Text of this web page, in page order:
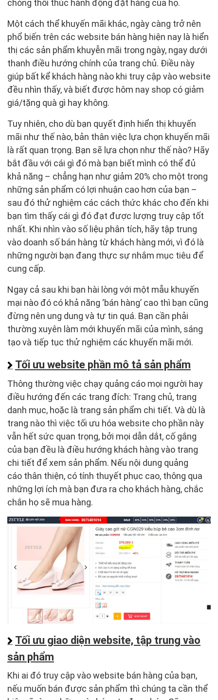
chóng thôi thúc hành động đặt hàng của họ.
Một cách thể khuyến mãi khác, ngày càng trở nên
phổ biến trên các website bán hàng hiện nay là hiển
thị các sản phẩm khuyễn mãi trong ngày, ngay dưới
thanh điều hướng chính của trang chủ. Điều này
giúp bất kể khách hàng nào khi truy cập vào website
đều nhìn thấy, và biết được hôm nay shop có giảm
giá/tặng quà gì hay không.
Tuy nhiên, cho dù bạn quyết định hiển thị khuyến
mãi như thế nào, bản thân việc lựa chọn khuyến mãi
là rất quan trọng. Bạn sẽ lựa chọn như thế nào? Hãy
bắt đầu với cái gì đó mà bạn biết mình có thể đủ
khả năng – chẳng hạn như giảm 20% cho một trong
những sản phẩm có lợi nhuận cao hơn của bạn –
sau đó thử nghiệm các cách thức khác cho đến khi
bạn tìm thấy cái gì đó đạt được lượng truy cập tốt
nhất. Khi nhìn vào số liệu phân tích, hãy tập trung
vào doanh số bán hàng từ khách hàng mới, vì đó là
những người bạn đang thực sự nhắm mục tiêu để
cung cấp.
Ngay cả sau khi bạn hài lòng với một mẫu khuyến
mại nào đó có khả năng ‘bán hàng’ cao thì bạn cũng
đừng nên ung dung và tự tin quá. Bạn cần phải
thường xuyên làm mới khuyến mãi của mình, sáng
tạo và tiếp tục thử nghiệm các khuyến mãi mới.
Tối ưu website phần mô tả sản phẩm
Thông thường việc chạy quảng cáo mọi người hay
điều hướng đến các trang đích: Trang chủ, trang
danh mục, hoặc là trang sản phẩm chi tiết. Và dù là
trang nào thì việc tối ưu hóa website cho phần này
vẫn hết sức quan trọng, bởi mọi dẫn dắt, cố gắng
của bạn đều là điều hướng khách hàng vào trang
chi tiết để xem sản phẩm. Nếu nội dung quảng
cáo thân thiện, có tính thuyết phục cao, thông qua
những lợi ích mà bạn đưa ra cho khách hàng, chắc
chắn họ sẽ mua hàng.
Tối ưu giao diện website, tập trung vào
sản phẩm
Khi ai đó truy cập vào website bán hàng của bạn,
nếu muốn bán được sản phẩm thì chúng ta cần thể